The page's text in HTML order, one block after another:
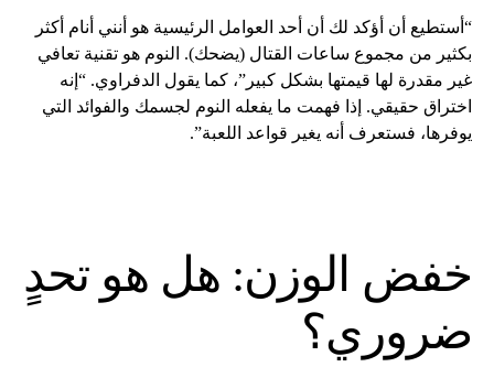
“أستطيع أن أؤكد لك أن أحد العوامل الرئيسية هو أنني أنام أكثر
بكثير من مجموع ساعات القتال (يضحك). النوم هو تقنية تعافي
غير مقدرة لها قيمتها بشكل كبير”، كما يقول الدفراوي. “إنه
اختراق حقيقي. إذا فهمت ما يفعله النوم لجسمك والفوائد التي
يوفرها، فستعرف أنه يغير قواعد اللعبة”.
خفض الوزن: هل هو تحدٍ
ضروري؟